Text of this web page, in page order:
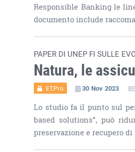
Responsible Banking le
documento include
PAPER DI UNEP FI SULLE
Natura, le
ET.Pro 30 Nov 2023
Lo studio fa il punto sul
based solutions”, può
preservazione e recupero